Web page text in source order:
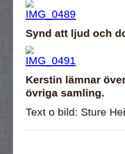
Synd att ljud och
Kerstin lämnar
övriga samling.
Text o bild: Sture